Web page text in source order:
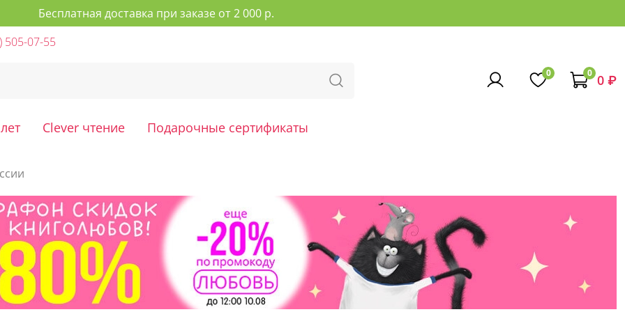
Бесплатная доставка при заказе от 2 000 р.
505-07-55
0 0 0 ₽
Clever чтение Подарочные сертификаты